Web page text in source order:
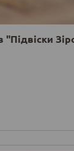
"Підвіски